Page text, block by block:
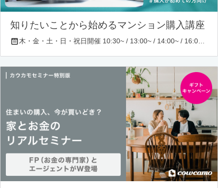
知りたいことから始めるマンション購入講座
木・金・土・日・祝日開催 10:30~ / 13:00~ / 14:00~ / 16:00~ / 17:00~/ 18:30~/ 19:30~